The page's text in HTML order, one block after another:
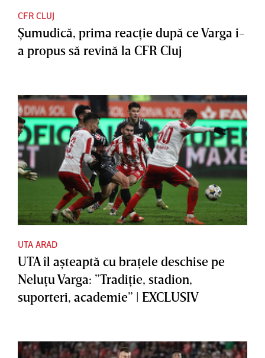
CFR CLUJ
Şumudică, prima reacţie după ce Varga i-
a propus să revină la CFR Cluj
UTA ARAD
UTA îl aşteaptă cu braţele deschise pe
Neluţu Varga: ”Tradiţie, stadion,
suporteri, academie” | EXCLUSIV